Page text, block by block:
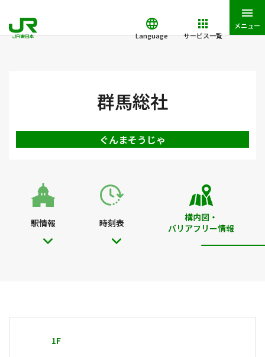
Language サービス一覧
メニュー
群馬総社
ぐんまそうじゃ
駅情報 時刻表
構内図・
バリアフリー情報
1F